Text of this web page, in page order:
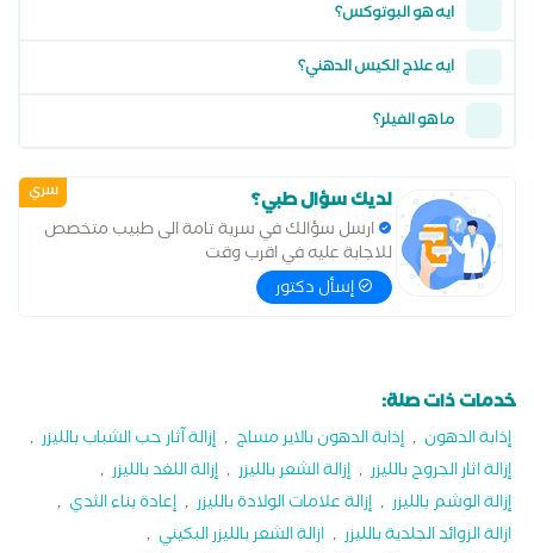
ايه هو البوتوكس؟
ايه علاج الكيس الدهني؟
ما هو الفيلر؟
سري لديك سؤال طبي؟
ارسل سؤالك في سرية تامة الى طبيب متخصص
للاجابة عليه في اقرب وقت
إسأل دكتور
خدمات ذات صلة:
إذابة الدهون , إذابة الدهون بالاير مساج , إزالة آثار حب الشباب بالليزر ,
إزالة اثار الجروح بالليزر , إزالة الشعر بالليزر , إزالة اللغد بالليزر ,
إزالة الوشم بالليزر , إزالة علامات الولادة بالليزر , إعادة بناء الثدي ,
ازالة الزوائد الجلدية بالليزر , ازالة الشعر بالليزر البكيني ,